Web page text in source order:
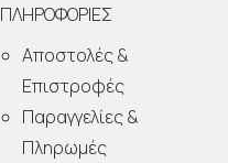
ΠΛΗΡΟΦΟΡΙΕΣ
Αποστολές &
Επιστροφές
Παραγγελίες &
Πληρωμές